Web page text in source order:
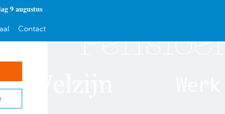
9 augustus
Contact